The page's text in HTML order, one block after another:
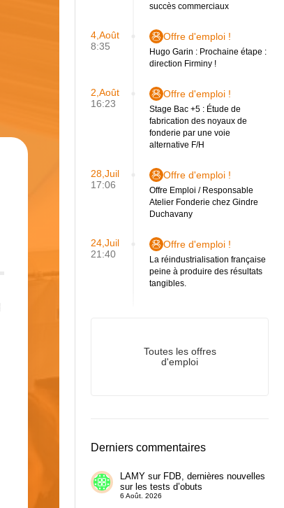
succès commerciaux
4,Août
8:35
Offre d'emploi !
Hugo Garin : Prochaine étape :
direction Firminy !
2,Août
16:23
Offre d'emploi !
Stage Bac +5 : Étude de
fabrication des noyaux de
fonderie par une voie
alternative F/H
28,Juil
17:06
Offre d'emploi !
Offre Emploi / Responsable
Atelier Fonderie chez Gindre
Duchavany
24,Juil
21:40
Offre d'emploi !
La réindustrialisation française
peine à produire des résultats
tangibles.
Toutes les offres
d'emploi
Derniers commentaires
LAMYsur FDB, dernières nouvelles
sur les tests d’obuts
6 Août. 2026